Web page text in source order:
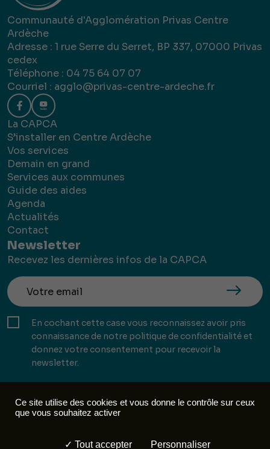
Communauté d'Agglomération Privas Centre
Ardèche
Adresse : 1 rue Serre du Serret, BP 337, 07000 Privas
cedex
Téléphone : 04 75 64 07 07
Courriel : agglo@privas-centre-ardeche.fr
La CAPCA
S’installer en Centre Ardèche
Vos services
Demain en grand
Services aux communes
Guide des aides
Agenda
Actualités
Contact
Newsletter
Recevez les dernières infos de la CAPCA
En cochant cette case vous reconnaissez avoir pris
connaissance de notre politique de confidentialité et
donnez votre consentement pour recevoir la
newsletter.
Ce site utilise des cookies et vous donne le contrôle sur ceux
que vous souhaitez activer
Tout accepter Personnaliser